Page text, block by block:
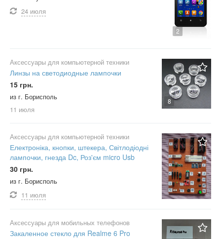
2
24 июля
8
Аксессуары для компьютерной техники
Линзы на светодиодные лампочки
15 грн.
из г. Борисполь
11 июля
Аксессуары для компьютерной техники
Електроніка, кнопки, штекера, Світлодіодні
лампочки, гнезда Dc, Роз'єм micro Usb
30 грн.
из г. Борисполь
11 июля
Аксессуары для мобильных телефонов
Закаленное стекло для Realme 6 Pro